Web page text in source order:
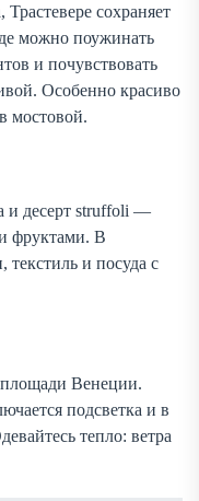
сохраняет
можно поужинать
и почувствовать
Особенно красиво
мостовой.
и десерт struffoli —
фруктами. В
текстиль и посуда с
Венеции.
подсветка и в
тепло: ветра